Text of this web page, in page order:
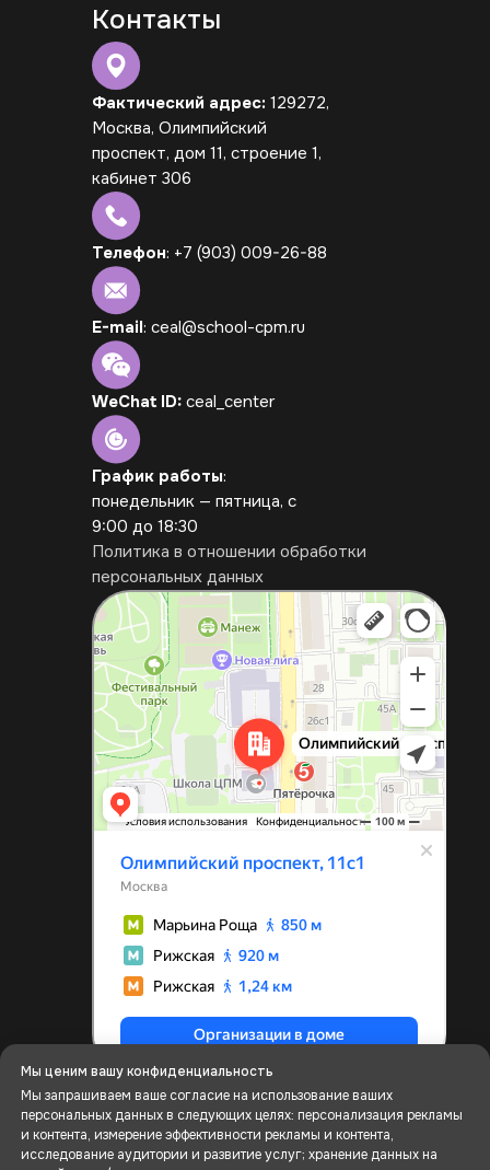
Мы ценим вашу конфиденциальность
Мы запрашиваем ваше согласие на использование ваших
персональных данных в следующих целях: персонализация рекламы
и контента, измерение эффективности рекламы и контента,
исследование аудитории и развитие услуг; хранение данных на
Контакты
Фактический адрес: 129272,
Москва, Олимпийский
проспект, дом 11, строение 1,
кабинет 306
Телефон: +7 (903) 009-26-88
E-mail: ceal@school-cpm.ru
WeChat ID: ceal_center
График работы:
понедельник — пятница, с
9:00 до 18:30
Политика в отношении обработки
персональных данных